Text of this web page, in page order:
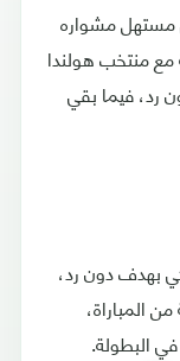
مستهل مشواره
مع منتخب هولندا
رد، فيما بقي
بهدف دون رد،
المباراة،
البطولة.